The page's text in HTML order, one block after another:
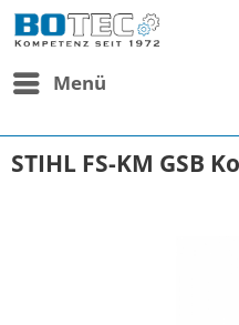
Menü
STIHL FS-KM GSB